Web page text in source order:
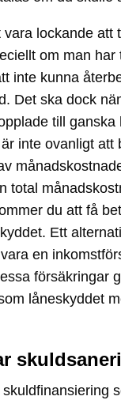
vara lockande att
om man har
inte kunna
Det ska dock
till ganska
inte ovanligt att
total
du att få
Ett
en
försäkringar
låneskyddet